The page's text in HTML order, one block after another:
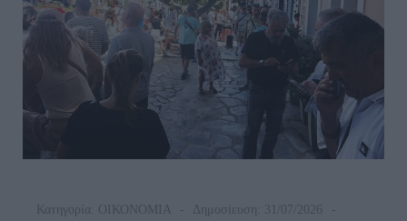
Κατηγορία: ΟΙΚΟΝΟΜΙΑ
Δημοσίευση: 31/07/2026